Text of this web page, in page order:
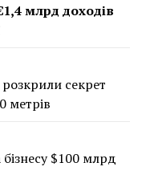
млрд доходів
секрет
метрів
$100 млрд